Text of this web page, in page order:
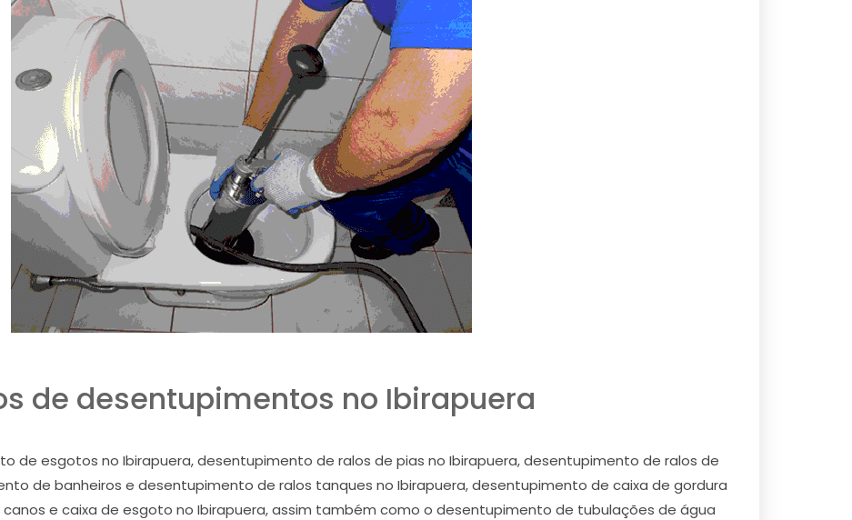
de desentupimentos no Ibirapuera
de esgotos no Ibirapuera, desentupimento de ralos de pias no Ibirapuera, desentupimento de ralos de
de banheiros e desentupimento de ralos tanques no Ibirapuera, desentupimento de caixa de gordura
e caixa de esgoto no Ibirapuera, assim também como o desentupimento de tubulações de água